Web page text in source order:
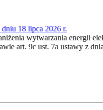
18 lipca 2026 r.
wytwarzania energii
art. 9c ust. 7a ustawy z